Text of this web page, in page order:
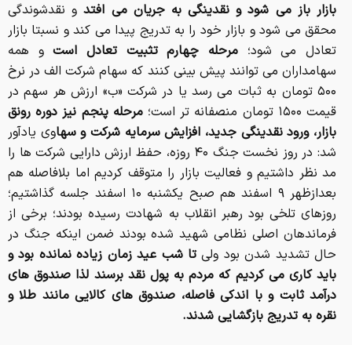
بازار باز می شود و نقدینگی به جریان می افتدو نقدشوندگی
محقق می شود و بازار خود را به تدریج پیدا می کند و نسبتا بازار
تعادل می شود؛ مرحله چهارم تثبیت تعادل استو همه
سهامداران می توانند پیش بینی کنند که سهام شرکت الف در نرخ
۵۰۰ تومان به ثبات می رسد یا در شرکت «ب» ارزش هر سهم در
قیمت ۱۵۰۰ تومان منصفانه تر است؛
مرحله پنجم نیز دوره رونق
بازار، ورود نقدینگی جدید، افزایش سرمایه شرکت و سهاوی یادآور
شد: در روز نخست جنگ ۴۰ روزه، حفظ ارزش دارایی شرکت ها را
مد نظر داشتیم و فعالیت بازار را متوقف کردیم اما بلافاصله هم
بعدازظهر ۹ اسفند هم صبح یکشنبه ۱۰ اسفند جلسه گذاشتیم؛
روزهای تلخی بود رهبر انقلاب به شهادت رسیده بودند؛ برخی از
فرماندهان اصلی نظامی شهید شده بودند ضمن اینکه جنگ در
حال تشدید شدن بود ولیتا شب عید زمان زیاده نمانده بود و
باید کاری می کردیم که مردم به پول نقد برسند لذا صندوق های
درآمد ثابت و با اندکی فاصله، صندوق های کالایی مانند طلا و
نقره به تدریج بازگشایی شدند.